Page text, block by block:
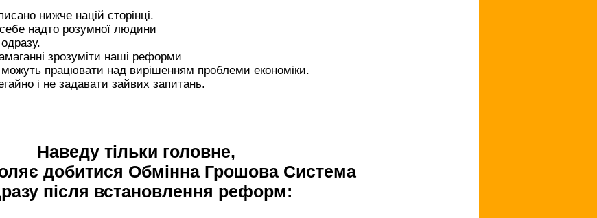
нижче націй сторінці.
надто розумної людини
зрозуміти наші реформи
працювати над вирішенням проблеми економіки.
і не задавати зайвих запитань.
Наведу тільки головне,
добитися Обмінна Грошова Система
після встановлення реформ: